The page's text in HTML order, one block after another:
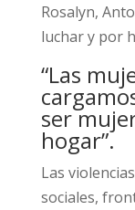
Rosalyn,
luchar y por
“Las
ser
hogar”.
Las
sociales,